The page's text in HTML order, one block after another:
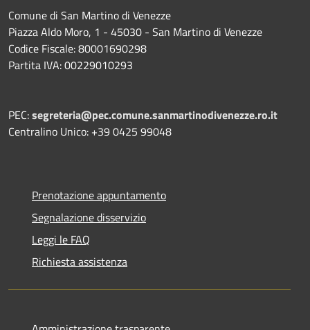
Comune di San Martino di Venezze
Piazza Aldo Moro, 1 - 45030 - San Martino di Venezze
Codice Fiscale: 80001690298
Partita IVA: 00229010293
PEC:segreteria@pec.comune.sanmartinodivenezze.ro.it
Centralino Unico: +39 0425 99048
Prenotazione appuntamento
Segnalazione disservizio
Leggi le FAQ
Richiesta assistenza